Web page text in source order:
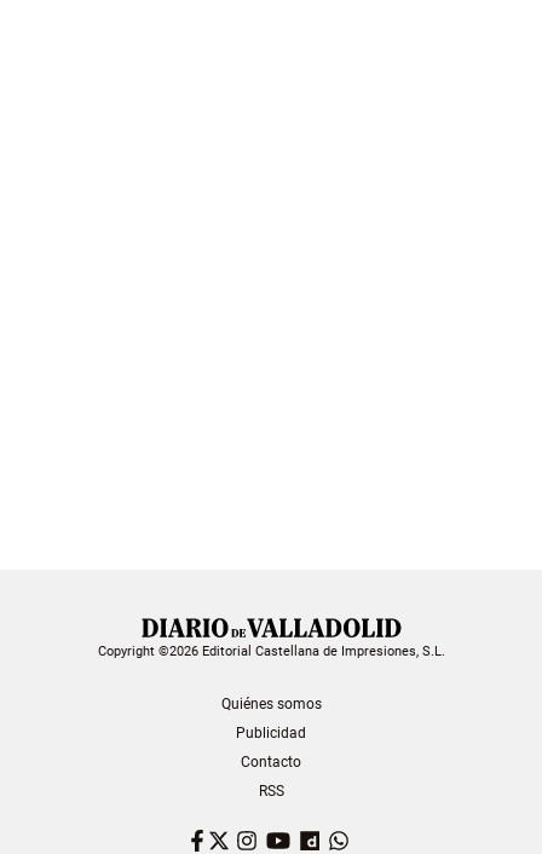
Copyright ©2026 Editorial Castellana de Impresiones, S.L.
Quiénes somos
Publicidad
Contacto
RSS
Facebook
TwitterInstagram
YouTubeDailymotion